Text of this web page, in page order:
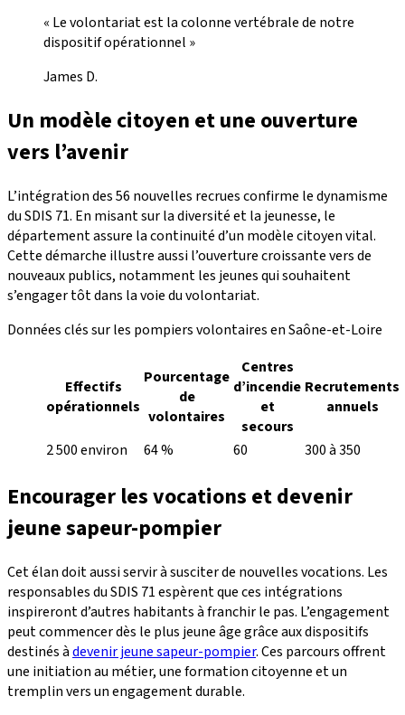
« Le volontariat est la colonne vertébrale de notre
dispositif opérationnel »
James D.
Un modèle citoyen et une ouverture
vers l’avenir
L’intégration des 56 nouvelles recrues confirme le dynamisme
du SDIS 71. En misant sur la diversité et la jeunesse, le
département assure la continuité d’un modèle citoyen vital.
Cette démarche illustre aussi l’ouverture croissante vers de
nouveaux publics, notamment les jeunes qui souhaitent
s’engager tôt dans la voie du volontariat.
Données clés sur les pompiers volontaires en Saône-et-Loire
Effectifs
opérationnels
Pourcentage
de
volontaires
Centres
d’incendie
et
secours
Recrutements
annuels
2 500 environ 64 % 60 300 à 350
Encourager les vocations et devenir
jeune sapeur-pompier
Cet élan doit aussi servir à susciter de nouvelles vocations. Les
responsables du SDIS 71 espèrent que ces intégrations
inspireront d’autres habitants à franchir le pas. L’engagement
peut commencer dès le plus jeune âge grâce aux dispositifs
destinés àdevenir jeune sapeur-pompier. Ces parcours offrent
une initiation au métier, une formation citoyenne et un
tremplin vers un engagement durable.